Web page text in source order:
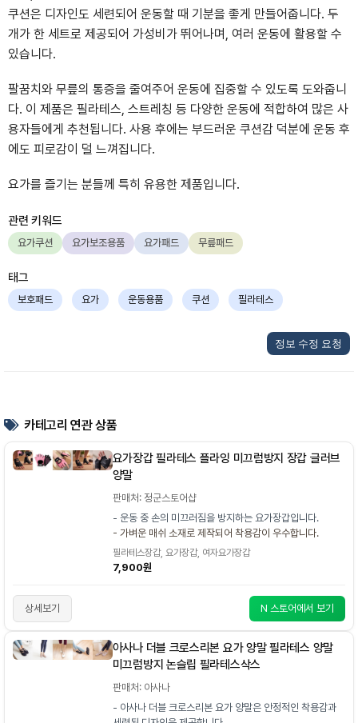
쿠션은 디자인도 세련되어 운동할 때 기분을 좋게 만들어줍니다. 두
개가 한 세트로 제공되어 가성비가 뛰어나며, 여러 운동에 활용할 수
있습니다.
팔꿈치와 무릎의 통증을 줄여주어 운동에 집중할 수 있도록 도와줍니
다. 이 제품은 필라테스, 스트레칭 등 다양한 운동에 적합하여 많은 사
용자들에게 추천됩니다. 사용 후에는 부드러운 쿠션감 덕분에 운동 후
에도 피로감이 덜 느껴집니다.
요가를 즐기는 분들께 특히 유용한 제품입니다.
관련 키워드
요가쿠션 요가보조용품 요가패드 무릎패드
태그
보호패드 요가 운동용품 쿠션 필라테스
정보 수정 요청
카테고리 연관 상품
요가장갑 필라테스 플라잉 미끄럼방지 장갑 글러브
양말
판매처: 정군스토어샵
- 운동 중 손의 미끄러짐을 방지하는 요가장갑입니다.
- 가벼운 매쉬 소재로 제작되어 착용감이 우수합니다.
필라테스장갑, 요가장갑, 여자요가장갑
7,900원
상세보기 N 스토어에서 보기
아사나 더블 크로스리본 요가 양말 필라테스 양말
미끄럼방지 논슬립 필라테스삭스
판매처: 아사나
- 아사나 더블 크로스리본 요가 양말은 안정적인 착용감과